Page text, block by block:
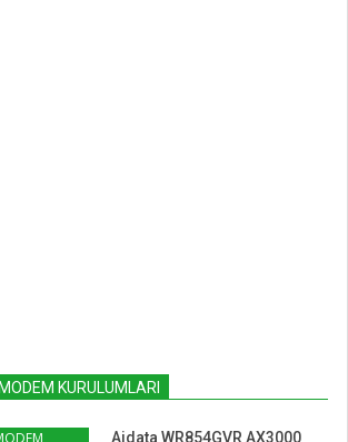
MODEM KURULUMLARI
Aidata WR854GVR AX3000